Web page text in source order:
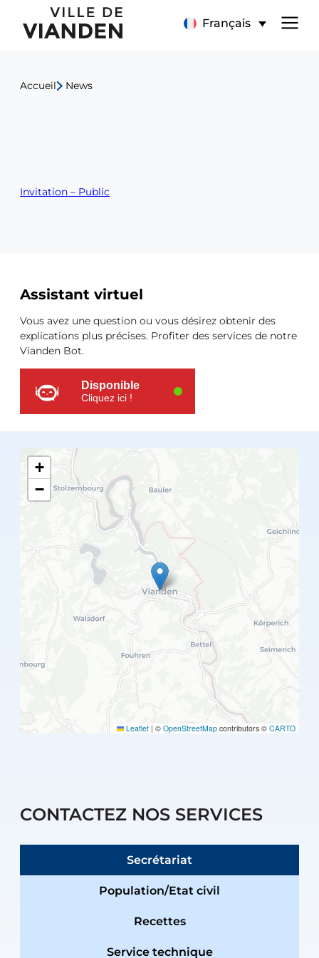
Invitation
Inauguration
Centre
Français
Menu
navigation
Accueil News
Invitation – Public
Ressources
supplémentaires
Assistant virtuel
Vous avez une question ou vous désirez obtenir des
explications plus précises. Profiter des services de notre
Vianden Bot.
Disponible
Cliquez ici !
+
−
Leaflet | © OpenStreetMap contributors © CARTO
CONTACTEZ NOS SERVICES
Secrétariat
Population/Etat civil
Recettes
Service technique